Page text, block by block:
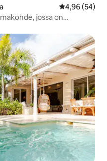
4,96 (54)
jossa on